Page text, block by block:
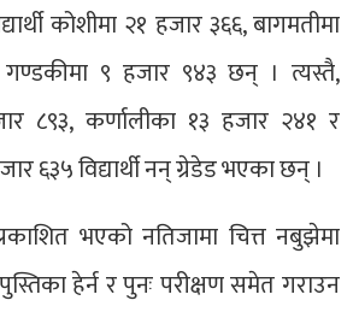
कोशीमा २१ हजार ३६६, बागमतीमा
९ हजार ९४३ छन् । त्यस्तै,
८९३, कर्णालीका १३ हजार २४१ र
६३५ विद्यार्थी नन् ग्रेडेड भएका छन् ।
भएको नतिजामा चित्त नबुझेमा
हेर्न र पुनः परीक्षण समेत गराउन